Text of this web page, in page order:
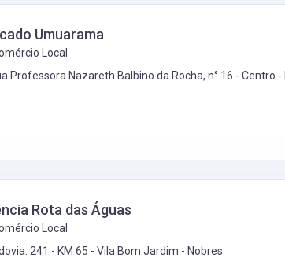
Umuarama
Local
Professora Nazareth Balbino da Rocha, n° 16 - Centro -
Rota das Águas
Local
241 - KM 65 - Vila Bom Jardim - Nobres